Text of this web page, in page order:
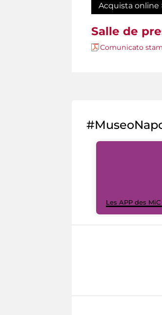
Acquista online
Salle de
Comunicato
Les APP des MiC